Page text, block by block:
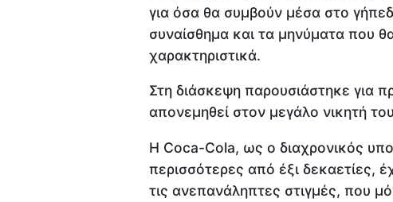
για όσα θα συμβούν μέσα στο
συναίσθημα και τα μηνύματα που
χαρακτηριστικά.
Στη διάσκεψη παρουσιάστηκε για
απονεμηθεί στον μεγάλο νικητή
Η Coca-Cola, ως ο διαχρονικός
περισσότερες από έξι δεκαετίες,
τις ανεπανάληπτες στιγμές, που